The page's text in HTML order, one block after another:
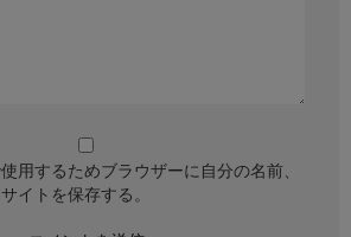
用するためブラウザーに自分の名前、
イトを保存する。